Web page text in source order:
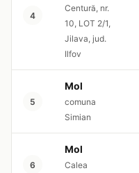
4
Centură, nr.
10, LOT 2/1,
Jilava, jud.
Ilfov
5
Mol
comuna
Simian
6
Mol
Calea